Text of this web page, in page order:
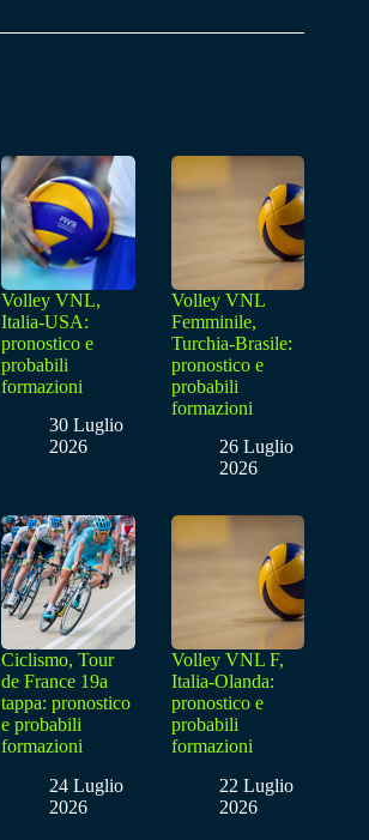
Volley VNL,
Italia-USA:
pronostico e
probabili
formazioni
30 Luglio
2026
Volley VNL
Femminile,
Turchia-Brasile:
pronostico e
probabili
formazioni
26 Luglio
2026
Ciclismo, Tour
de France 19a
tappa: pronostico
e probabili
formazioni
24 Luglio
2026
Volley VNL F,
Italia-Olanda:
pronostico e
probabili
formazioni
22 Luglio
2026